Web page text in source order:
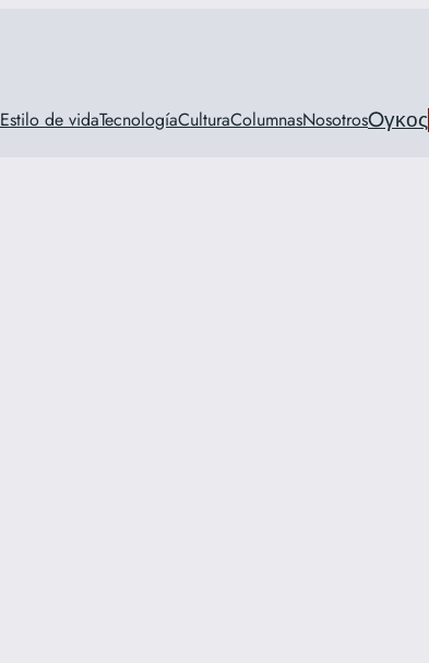
Estilo de vidaTecnologíaCulturaColumnasNosotrosOγκος